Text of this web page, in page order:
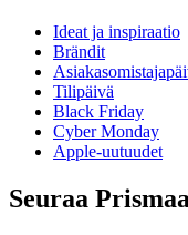
Ideat ja inspiraatio
Brändit
Tilipäivä
Black Friday
Cyber Monday
Apple-uutuudet
Seuraa Prismaa